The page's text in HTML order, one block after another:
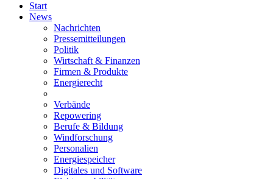
Start
News
Nachrichten
Pressemitteilungen
Politik
Wirtschaft & Finanzen
Firmen & Produkte
Energierecht
Verbände
Repowering
Berufe & Bildung
Windforschung
Personalien
Energiespeicher
Digitales und Software